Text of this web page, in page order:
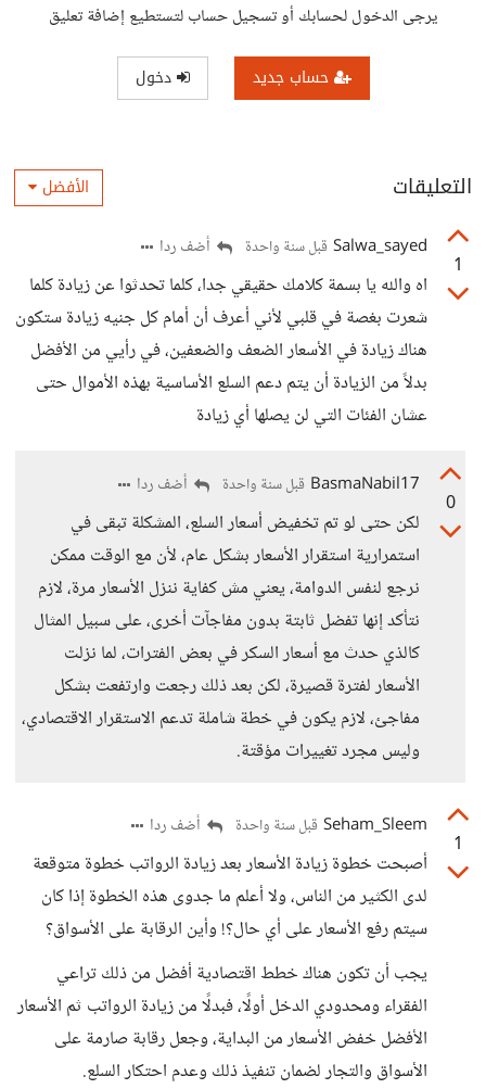
يرجى الدخول لحسابك أو تسجيل حساب لتستطيع إضافة تعليق
حساب جديد دخول
التعليقات الأفضل
1
Salwa_sayed قبل سنة واحدة أضف ردا
اه والله يا بسمة كلامك حقيقي جدا، كلما تحدثوا عن زيادة كلما
شعرت بغصة في قلبي لأني أعرف أن أمام كل جنيه زيادة ستكون
هناك زيادة في الأسعار الضعف والضعفين، في رأيي من الأفضل
بدلاً من الزيادة أن يتم دعم السلع الأساسية بهذه الأموال حتى
عشان الفئات التي لن يصلها أي زيادة
0
BasmaNabil17 قبل سنة واحدة أضف ردا
لكن حتى لو تم تخفيض أسعار السلع، المشكلة تبقى في
استمرارية استقرار الأسعار بشكل عام، لأن مع الوقت ممكن
نرجع لنفس الدوامة، يعني مش كفاية ننزل الأسعار مرة، لازم
نتأكد إنها تفضل ثابتة بدون مفاجآت أخرى، على سبيل المثال
كالذي حدث مع أسعار السكر في بعض الفترات، لما نزلت
الأسعار لفترة قصيرة، لكن بعد ذلك رجعت وارتفعت بشكل
مفاجئ، لازم يكون في خطة شاملة تدعم الاستقرار الاقتصادي،
وليس مجرد تغييرات مؤقتة.
1
Seham_Sleem قبل سنة واحدة أضف ردا
أصبحت خطوة زيادة الأسعار بعد زيادة الرواتب خطوة متوقعة
لدى الكثير من الناس، ولا أعلم ما جدوى هذه الخطوة إذا كان
سيتم رفع الأسعار على أي حال؟! وأين الرقابة على الأسواق؟
يجب أن تكون هناك خطط اقتصادية أفضل من ذلك تراعي
الفقراء ومحدودي الدخل أولًا، فبدلًا من زيادة الرواتب ثم الأسعار
الأفضل خفض الأسعار من البداية، وجعل رقابة صارمة على
الأسواق والتجار لضمان تنفيذ ذلك وعدم احتكار السلع.